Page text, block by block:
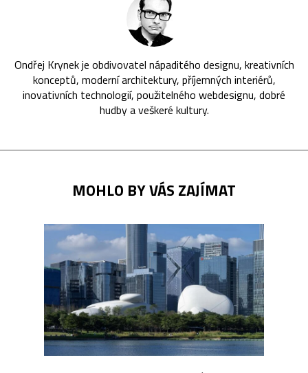
Ondřej Krynek je obdivovatel nápaditého designu, kreativních
konceptů, moderní architektury, příjemných interiérů,
inovativních technologií, použitelného webdesignu, dobré
hudby a veškeré kultury.
MOHLO BY VÁS ZAJÍMAT